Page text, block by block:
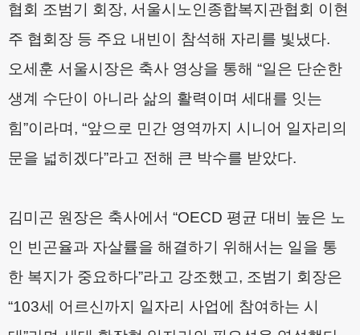
협회 조범기 회장, 서울시노인종합복지관협회 이현
주 협회장 등 주요 내빈이 참석해 자리를 빛냈다.
오세훈 서울시장은 축사 영상을 통해 “일은 단순한
생계 수단이 아니라 삶의 활력이며 세대를 잇는
힘”이라며 , “앞으로 민간 영역까지 시니어 일자리의
문을 넓히겠다”라고 전해 큰 박수를 받았다.
김미곤 원장은 축사에서 “OECD 평균 대비 높은 노
인 빈곤율과 자살률을 해결하기 위해서는 일을 통
한 복지가 중요하다”라고 강조했고, 조범기 회장은
“103세 어르신까지 일자리 사업에 참여하는 시